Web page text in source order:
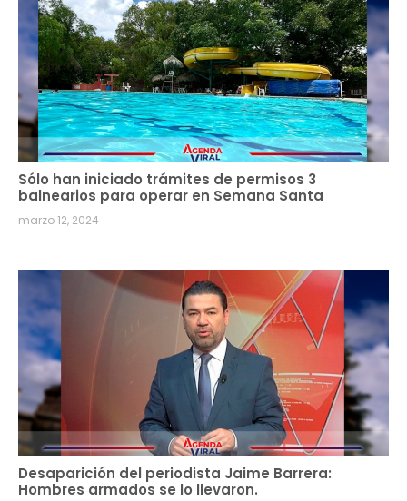
Sólo han iniciado trámites de permisos 3
balnearios para operar en Semana Santa
marzo 12, 2024
Desaparición del periodista Jaime Barrera:
Hombres armados se lo llevaron.